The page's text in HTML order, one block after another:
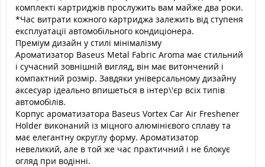
комплекті картриджів прослужить вам майже два роки.
*Час витрати кожного картриджа залежить від ступеня
експлуатації автомобільного кондиціонера.
Преміум дизайн у стилі мінімалізму
Ароматизатор Baseus Metal Fabric Aroma має стильний
і сучасний зовнішній вигляд, він має витончений і
компактний розмір. Завдяки універсальному дизайну
аксесуар ідеально впишеться в інтер\'єр всіх типів
автомобілів.
Корпус ароматизатора Baseus Vortex Car Air Freshener
Holder виконаний із міцного алюмінієвого сплаву та
має елегантну округлу форму. Ароматизатор
невеликий, але в той же час практичний і не блокує
огляд при водінні.